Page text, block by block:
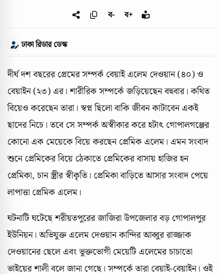
ব- ব+
ঢাকা রিডার ডেস্ক
দীর্ঘ দশ বছরের প্রেমের সম্পর্ক বেয়াই এলেম দেওয়ান (৪০) ও
বেয়াইন (২৩) এর। শারীরিক সম্পর্কে জড়িয়েছেন বহুবার। কথিত
বিয়েও করেছেন তারা। স্বপ্ন ছিলো বাকি জীবন কাটাবেন একই
ছাদের নিচে। তবে সে সম্পর্ক অস্বীকার করে হটাৎ গোপালগঞ্জের
কোনো এক মেয়েকে বিয়ে করছেন প্রেমিক এলেম। এমন সংবাদ
শুনে প্রেমিকের বিয়ে ঠেকাতে প্রেমিকের বাসায় হাজির হন
প্রেমিকা, চান স্ত্রীর স্বীকৃতি। প্রেমিকা বাড়িতে আসার সংবাদ পেয়ে
লাপাত্তা প্রেমিক এলেম।
ঘটনাটি ঘটেছে শরীয়তপুরের জাজিরা উপজেলার বড় গোপালপুর
ইউনিয়ন। অভিযুক্ত এলেম দেওয়ান কান্দির আব্বুর রাজ্জাক
দেওয়ানের ছেলে এবং ভুক্তভোগী মেয়েটি এলেমের চাচাতো
ভাইয়ের শালী বলে জানা গেছে। সম্পর্কে তারা বেয়াই-বেয়াইন। ওই